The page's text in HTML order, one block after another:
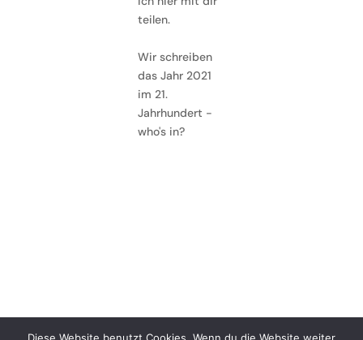
teilen.
Wir schreiben
das Jahr 2021
im 21.
Jahrhundert -
who's in?